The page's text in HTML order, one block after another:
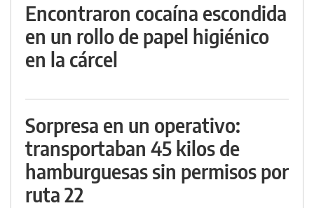
Encontraron cocaína escondida
en un rollo de papel higiénico
en la cárcel
Sorpresa en un operativo:
transportaban 45 kilos de
hamburguesas sin permisos por
ruta 22